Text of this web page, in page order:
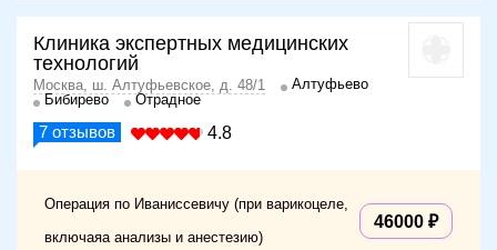
Клиника экспертных медицинских
технологий
Москва, ш. Алтуфьевское, д. 48/1
Алтуфьево
Бибирево
Отрадное
7 отзывов 4.8
Операция по Иваниссевичу (при варикоцеле,
включаяа анализы и анестезию)
46000